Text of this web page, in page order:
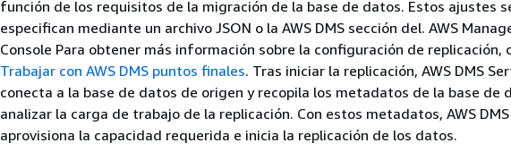
función de los requisitos de la migración de la base de datos. Estos ajustes
especifican mediante un archivo JSON o la AWS DMS sección del. AWS
Console Para obtener más información sobre la configuración de replicación,
Trabajar con AWS DMS puntos finales. Tras iniciar la replicación, AWS DMS
conecta a la base de datos de origen y recopila los metadatos de la base de
analizar la carga de trabajo de la replicación. Con estos metadatos, AWS
aprovisiona la capacidad requerida e inicia la replicación de los datos.